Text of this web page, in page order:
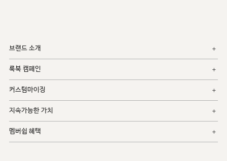
브랜드 소개
룩북 캠페인
커스텀마이징
지속가능한 가치
멤버쉽 혜택